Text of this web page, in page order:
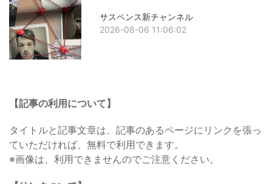
サスペンス新チャンネル
2026-08-06 11:06:02
【記事の利用について】
タイトルと記事文章は、記事のあるページにリンクを張っ
ていただければ、無料で利用できます。
※画像は、利用できませんのでご注意ください。